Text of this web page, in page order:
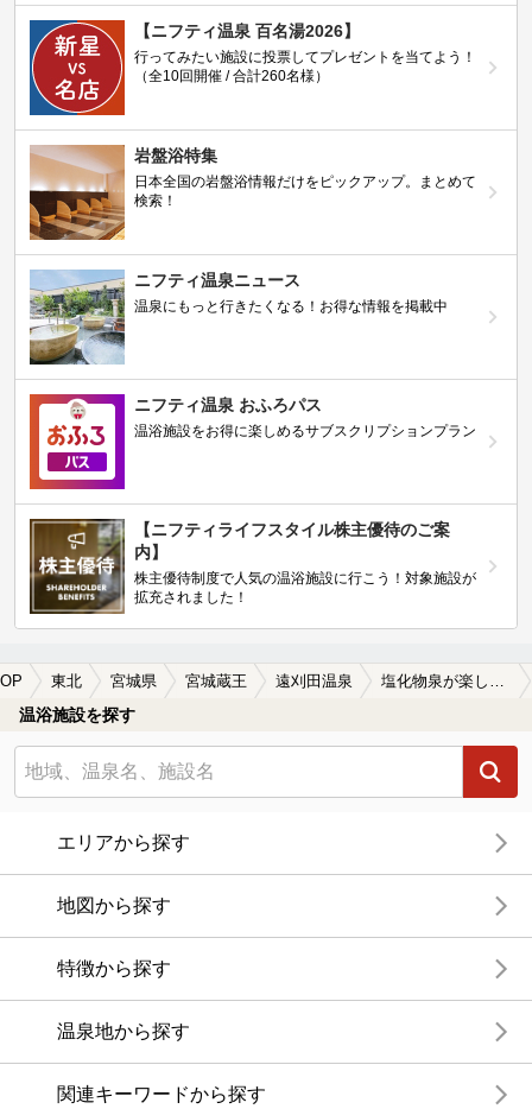
【ニフティ温泉 百名湯2026】
行ってみたい施設に投票してプレゼントを当てよう！
（全10回開催 / 合計260名様）
岩盤浴特集
日本全国の岩盤浴情報だけをピックアップ。まとめて
検索！
ニフティ温泉ニュース
温泉にもっと行きたくなる！お得な情報を掲載中
ニフティ温泉 おふろパス
温浴施設をお得に楽しめるサブスクリプションプラン
【ニフティライフスタイル株主優待のご案
内】
株主優待制度で人気の温浴施設に行こう！対象施設が
拡充されました！
東北 宮城県 宮城蔵王 遠刈田温泉 塩化物泉が楽しめる遠刈田温泉の温泉、日帰り温泉、スーパー銭湯おすすめ
温浴施設を探す
エリアから探す
地図から探す
特徴から探す
温泉地から探す
関連キーワードから探す